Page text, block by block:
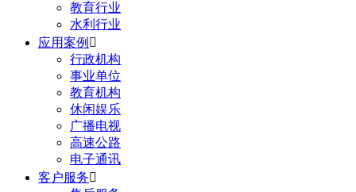
教育行业
水利行业
应用案例 
行政机构
事业单位
教育机构
休闲娱乐
广播电视
高速公路
电子通讯
客户服务